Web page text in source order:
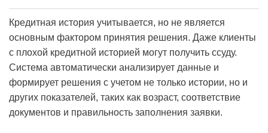
Кредитная история учитывается, но не является
основным фактором принятия решения. Даже клиенты
с плохой кредитной историей могут получить ссуду.
Система автоматически анализирует данные и
формирует решения с учетом не только истории, но и
других показателей, таких как возраст, соответствие
документов и правильность заполнения заявки.